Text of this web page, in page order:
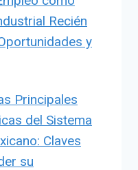
Recién
y
Principales
del Sistema
Claves
su